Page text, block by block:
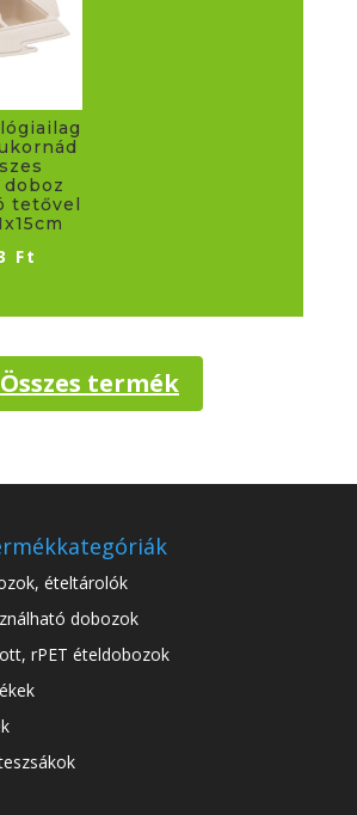
tetővel
Ft
Összes termék
ételtárolók
dobozok
rPET ételdobozok